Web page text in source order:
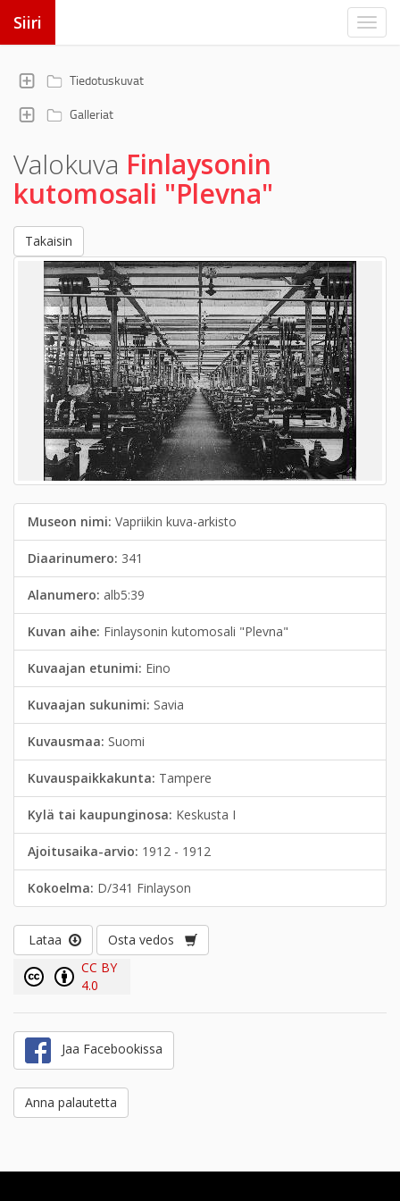
Siiri
Tiedotuskuvat
Galleriat
Valokuva Finlaysonin
kutomosali "Plevna"
Takaisin
Museon nimi: Vapriikin kuva-arkisto
Diaarinumero: 341
Alanumero: alb5:39
Kuvan aihe: Finlaysonin kutomosali "Plevna"
Kuvaajan etunimi: Eino
Kuvaajan sukunimi: Savia
Kuvausmaa: Suomi
Kuvauspaikkakunta: Tampere
Kylä tai kaupunginosa: Keskusta I
Ajoitusaika-arvio: 1912 - 1912
Kokoelma: D/341 Finlayson
Lataa
Osta vedos
CC BY
4.0
Jaa Facebookissa
Anna palautetta